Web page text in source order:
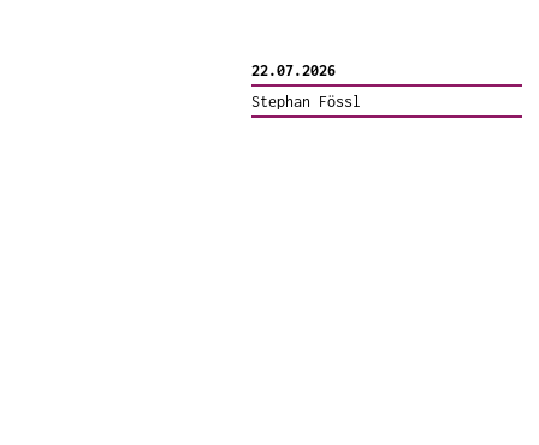
22.07.2026
Stephan Fössl